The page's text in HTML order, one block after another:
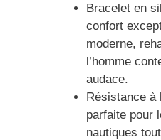
Bracelet en
confort
moderne,
l’homme
audace.
Résistance à
parfaite pour
nautiques